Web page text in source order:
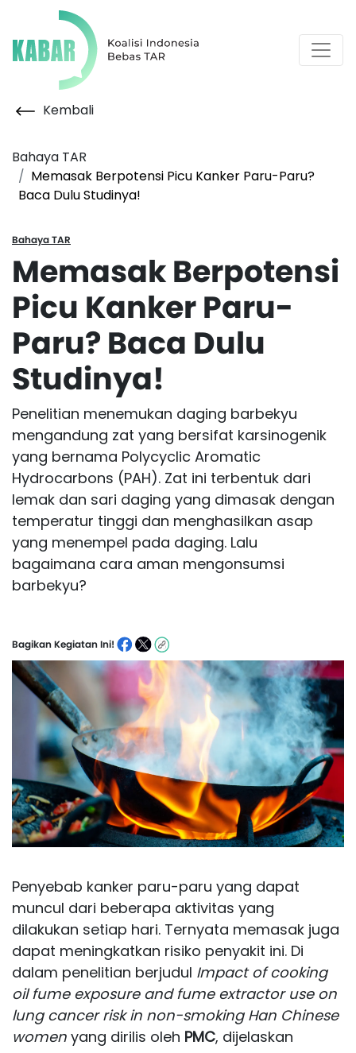
Kembali
Bahaya TAR
Memasak Berpotensi Picu Kanker Paru-Paru?
Baca Dulu Studinya!
Bahaya TAR
Memasak Berpotensi
Picu Kanker Paru-
Paru? Baca Dulu
Studinya!
Penelitian menemukan daging barbekyu
mengandung zat yang bersifat karsinogenik
yang bernama Polycyclic Aromatic
Hydrocarbons (PAH). Zat ini terbentuk dari
lemak dan sari daging yang dimasak dengan
temperatur tinggi dan menghasilkan asap
yang menempel pada daging. Lalu
bagaimana cara aman mengonsumsi
barbekyu?
Bagikan Kegiatan Ini!
Penyebab kanker paru-paru yang dapat
muncul dari beberapa aktivitas yang
dilakukan setiap hari. Ternyata memasak juga
dapat meningkatkan risiko penyakit ini. Di
dalam penelitian berjudul Impact of cooking
oil fume exposure and fume extractor use on
lung cancer risk in non-smoking Han Chinese
women yang dirilis oleh PMC, dijelaskan